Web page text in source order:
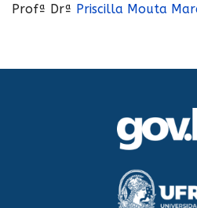
Profª Drª Priscilla Mouta